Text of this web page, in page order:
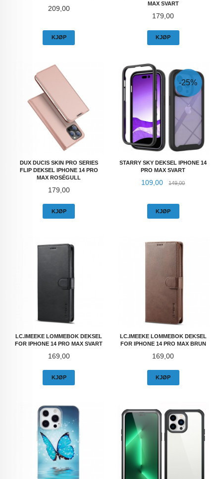
Pris
209,00
KJØP
MAX SVART
Pris
179,00
KJØP
DUX DUCIS SKIN PRO SERIES
FLIP DEKSEL IPHONE 14 PRO
MAX ROSÉGULL
Pris
179,00
KJØP
STARRY SKY DEKSEL IPHONE 14
PRO MAX SVART
Tilbud
109,00 149,00Rabatt
-25%
KJØP
LC.IMEEKE LOMMEBOK DEKSEL
FOR IPHONE 14 PRO MAX SVART
Pris
169,00
KJØP
LC.IMEEKE LOMMEBOK DEKSEL
FOR IPHONE 14 PRO MAX BRUN
Pris
169,00
KJØP